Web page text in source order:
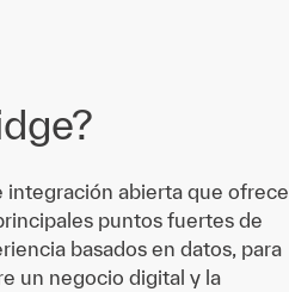
integración abierta que ofrece
puntos fuertes de
basados en datos, para
un negocio digital y la